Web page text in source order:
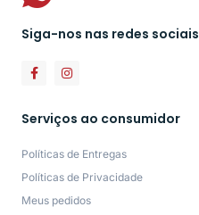
Siga-nos nas redes sociais
Serviços ao consumidor
Políticas de Entregas
Políticas de Privacidade
Meus pedidos